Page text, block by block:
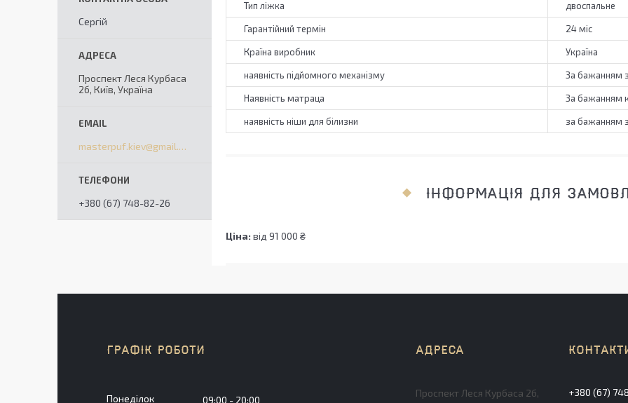
Тип ліжка двоспальне
Гарантійний термін 24 міс
Країна виробник Україна
наявність підйомного механізму За бажанням
Наявність матраца За бажанням
наявність ніши для білизни за бажанням
ІНФОРМАЦІЯ ДЛЯ
Ціна: від 91 000 ₴
Сергій
Проспект Леся Курбаса
2б, Київ, Україна
masterpuf.kiev@gmail.com
+380 (67) 748-82-26
ГРАФІК РОБОТИ
Понеділок 09:00 20:00
Проспект Леся Курбаса 2б,
+380 (67)